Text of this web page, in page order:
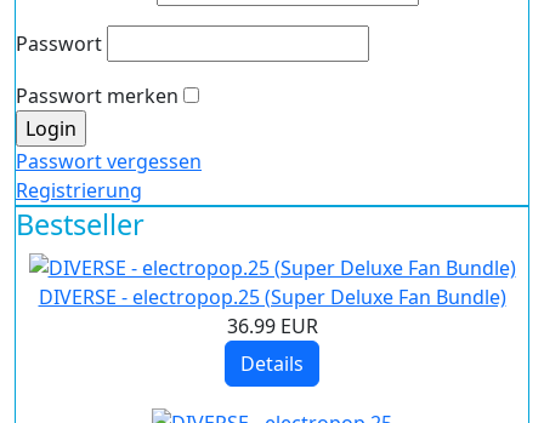
Passwort
Passwort merken
Passwort vergessen
Registrierung
Bestseller
DIVERSE - electropop.25 (Super Deluxe Fan Bundle)
36.99 EUR
Details